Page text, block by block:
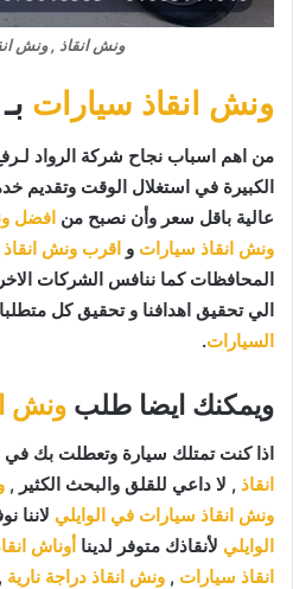
ونش انقاذ , ونش
ونش انقاذ سيارات
من اهم اسباب نجاح شركة الرواد
الكبيرة في استغلال الوقت وتقديم
عالية باقل سعر وأن نصبح من افضل
ونش انقاذ سيارات و اقرب ونش
المحافظات كما ننافس الشركات
الي تحقيق اهدافنا و تحقيق كل
السيارات.
ويمكنك ايضا طلب ونش
اذا كنت تمتلك سيارة وتعطلت بك في
انقاذ , لا داعي للقلق والبحث الكثير ,
ونش انقاذ سيارات في الوايلي لاننا
الوايلي لأنقاذك متوفر لدينا أوناش
انقاذ سيارات , ونش انقاذ دراجة نارية ,